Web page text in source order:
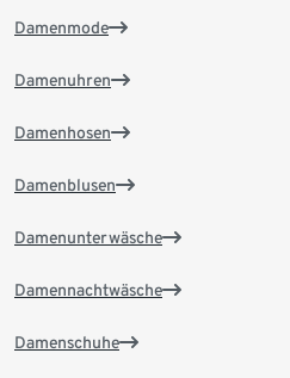
Damenmode
Damenuhren
Damenhosen
Damenblusen
Damenunterwäsche
Damennachtwäsche
Damenschuhe